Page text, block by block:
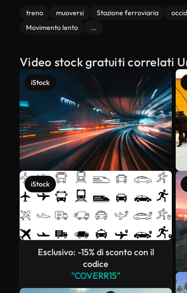
treno muoversi Stazione ferroviaria
Movimento lento
...
Video stock gratuiti correlati
iStock
iStock
Esclusivo: -15% di sconto con il
codice
"COVERR15"